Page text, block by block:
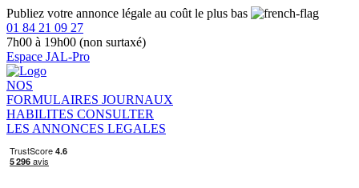
Publiez votre annonce légale au coût le plus bas
01 84 21 09 27
7h00 à 19h00 (non surtaxé)
Espace JAL-Pro
NOS
FORMULAIRES JOURNAUX
HABILITES CONSULTER
LES ANNONCES LEGALES